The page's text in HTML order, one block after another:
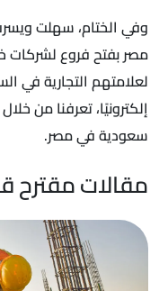
وفي الختام، سهلت
مصر بفتح فروع لشركات
لعلامتهم التجارية
إلكترونيًا، تعرفنا من
سعودية في مصر.
مقالات مقترح